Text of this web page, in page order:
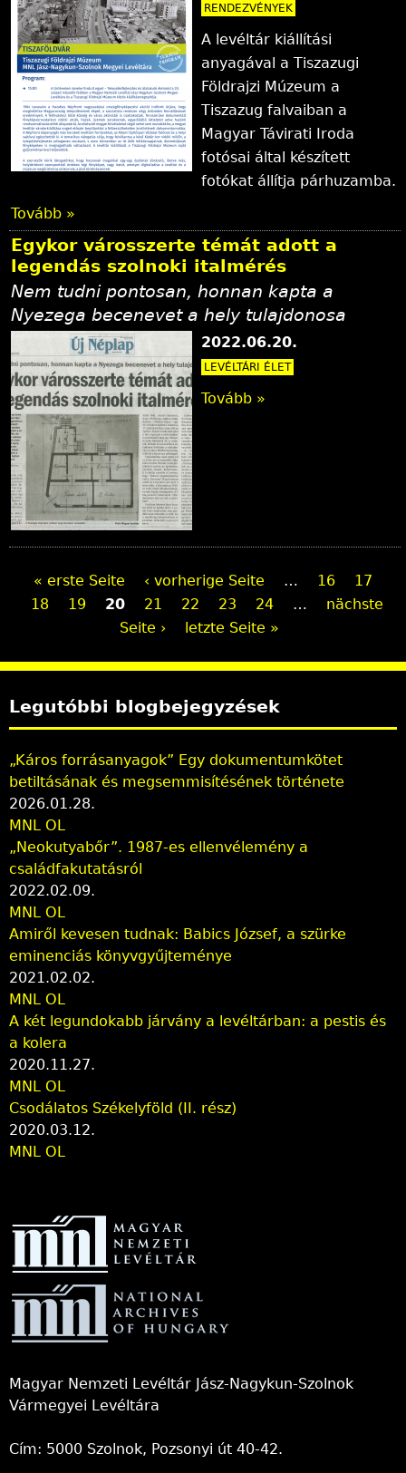
RENDEZVÉNYEK
A levéltár kiállítási
anyagával a Tiszazugi
Földrajzi Múzeum a
Tiszazug falvaiban a
Magyar Távirati Iroda
fotósai által készített
fotókat állítja párhuzamba.
Tovább »
Egykor városszerte témát adott a
legendás szolnoki italmérés
Nem tudni pontosan, honnan kapta a
Nyezega becenevet a hely tulajdonosa
2022.06.20.
LEVÉLTÁRI ÉLET
Tovább »
e
n
« erste Seite ‹ vorherige Seite … 16
17
18
19 20 21 22 23 24 …
nächste
Seite ›
letzte Seite »
Legutóbbi blogbejegyzések
„Káros forrásanyagok” Egy dokumentumkötet
betiltásának és megsemmisítésének története
2026.01.28.
MNL OL
„Neokutyabőr”. 1987-es ellenvélemény a
családfakutatásról
2022.02.09.
MNL OL
Amiről kevesen tudnak: Babics József, a szürke
eminenciás könyvgyűjteménye
2021.02.02.
MNL OL
A két legundokabb járvány a levéltárban: a pestis és
a kolera
2020.11.27.
MNL OL
Csodálatos Székelyföld (II. rész)
2020.03.12.
MNL OL
Magyar Nemzeti Levéltár Jász-Nagykun-Szolnok
Vármegyei Levéltára
Cím: 5000 Szolnok, Pozsonyi út 40-42.